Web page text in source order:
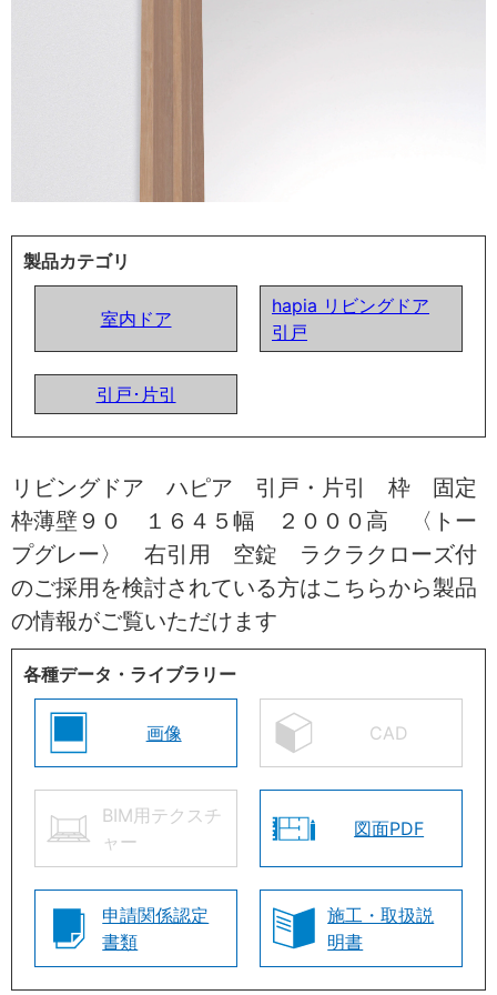
製品カテゴリ
室内ドア
hapia リビングドア
引戸
引戸･片引
リビングドア ハピア 引戸・片引 枠 固定
枠薄壁９０ １６４５幅 ２０００高 〈トー
プグレー〉 右引用 空錠 ラクラクローズ付
のご採用を検討されている方はこちらから製品
の情報がご覧いただけます
各種データ・ライブラリー
画像 CAD
BIM用テクスチ
ャー
図面PDF
申請関係認定
書類
施工・取扱説
明書